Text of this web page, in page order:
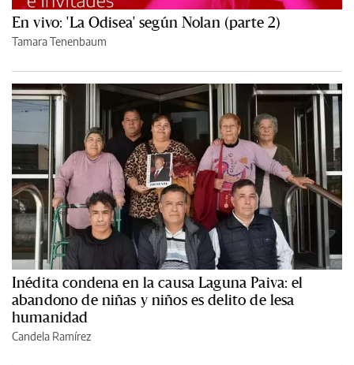
En vivo: 'La Odisea' según Nolan (parte 2)
Tamara Tenenbaum
Inédita condena en la causa Laguna Paiva: el
abandono de niñas y niños es delito de lesa
humanidad
Candela Ramírez